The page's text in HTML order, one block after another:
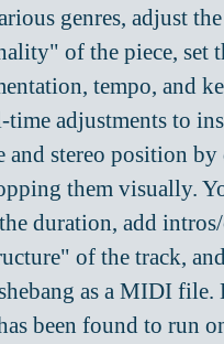
genres, adjust the
of the piece, set
tempo, and
time adjustments to
and stereo position by
them visually.
duration, add
of the track,
as a MIDI file.
been found to run